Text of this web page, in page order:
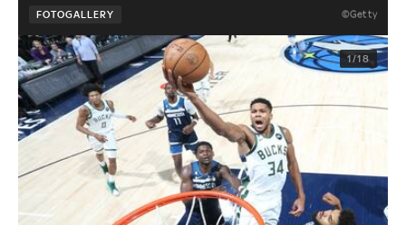
FOTOGALLERY ©Getty
1/18